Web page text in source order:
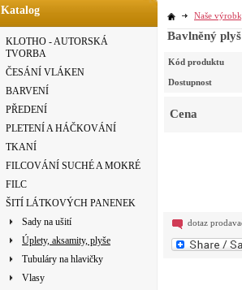
Katalog
KLOTHO - AUTORSKÁ
TVORBA
ČESÁNÍ VLÁKEN
BARVENÍ
PŘEDENÍ
PLETENÍ A HÁČKOVÁNÍ
TKANÍ
FILCOVÁNÍ SUCHÉ A MOKRÉ
FILC
ŠITÍ LÁTKOVÝCH PANENEK
Sady na ušití
Úplety, aksamity, plyše
Tubuláry na hlavičky
Vlasy
Naše
Bavlněný
Kód produktu
Dostupnost
Cena
dotaz